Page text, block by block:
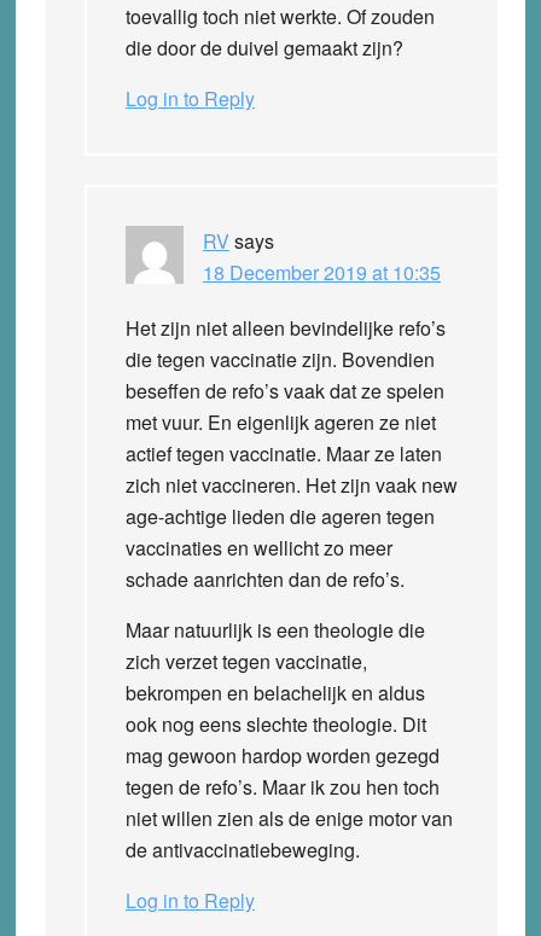
toevallig toch niet werkte. Of zouden
die door de duivel gemaakt zijn?
Log in to Reply
RV says
18 December 2019 at 10:35
Het zijn niet alleen bevindelijke refo’s
die tegen vaccinatie zijn. Bovendien
beseffen de refo’s vaak dat ze spelen
met vuur. En eigenlijk ageren ze niet
actief tegen vaccinatie. Maar ze laten
zich niet vaccineren. Het zijn vaak new
age-achtige lieden die ageren tegen
vaccinaties en wellicht zo meer
schade aanrichten dan de refo’s.
Maar natuurlijk is een theologie die
zich verzet tegen vaccinatie,
bekrompen en belachelijk en aldus
ook nog eens slechte theologie. Dit
mag gewoon hardop worden gezegd
tegen de refo’s. Maar ik zou hen toch
niet willen zien als de enige motor van
de antivaccinatiebeweging.
Log in to Reply